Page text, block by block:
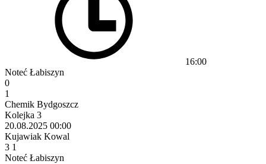
16:00
Noteć Łabiszyn
0
1
Chemik Bydgoszcz
Kolejka 3
20.08.2025 00:00
Kujawiak Kowal
3 1
Noteć Łabiszyn